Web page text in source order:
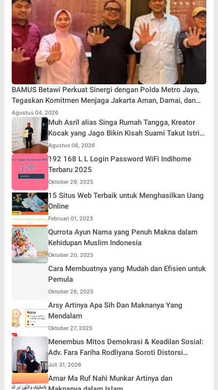
BAMUS Betawi Perkuat Sinergi dengan Polda Metro Jaya,
Tegaskan Komitmen Menjaga Jakarta Aman, Damai, dan
Kondusif Jelang HUT ke-81 Republik Indonesia
Agustus 04, 2026
Muh Asril alias Singa Rumah Tangga, Kreator
Kocak yang Jago Bikin Kisah Suami Takut Istri
Jadi Hiburan
Agustus 06, 2026
192 168 L L Login Password WiFi Indihome
Terbaru 2025
Oktober 29, 2025
15 Situs Web Terbaik untuk Menghasilkan Uang
Online
Februari 01, 2023
Qurrota Ayun Nama yang Penuh Makna dalam
Kehidupan Muslim Indonesia
Oktober 20, 2025
Cara Membuatnya yang Mudah dan Efisien untuk
Pemula
Oktober 26, 2025
Arsy Artinya Apa Sih Dan Maknanya Yang
Mendalam
Oktober 27, 2025
Menembus Mitos Demokrasi & Keadilan Sosial:
Adv. Fara Fariha Rodliyana Soroti Distorsi
Simpati Publik dan Aksi Main Hakim Sendiri
Juli 31, 2026
Amar Ma Ruf Nahi Munkar Artinya dan